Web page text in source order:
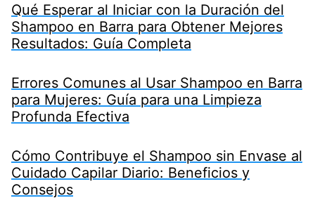
Qué Esperar al Iniciar con la Duración del
Shampoo en Barra para Obtener Mejores
Resultados: Guía Completa
Errores Comunes al Usar Shampoo en Barra
para Mujeres: Guía para una Limpieza
Profunda Efectiva
Cómo Contribuye el Shampoo sin Envase al
Cuidado Capilar Diario: Beneficios y
Consejos